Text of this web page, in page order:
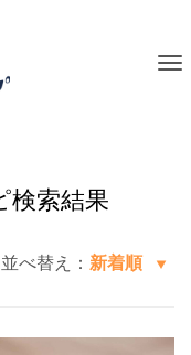
検索結果
並べ替え： 新着順